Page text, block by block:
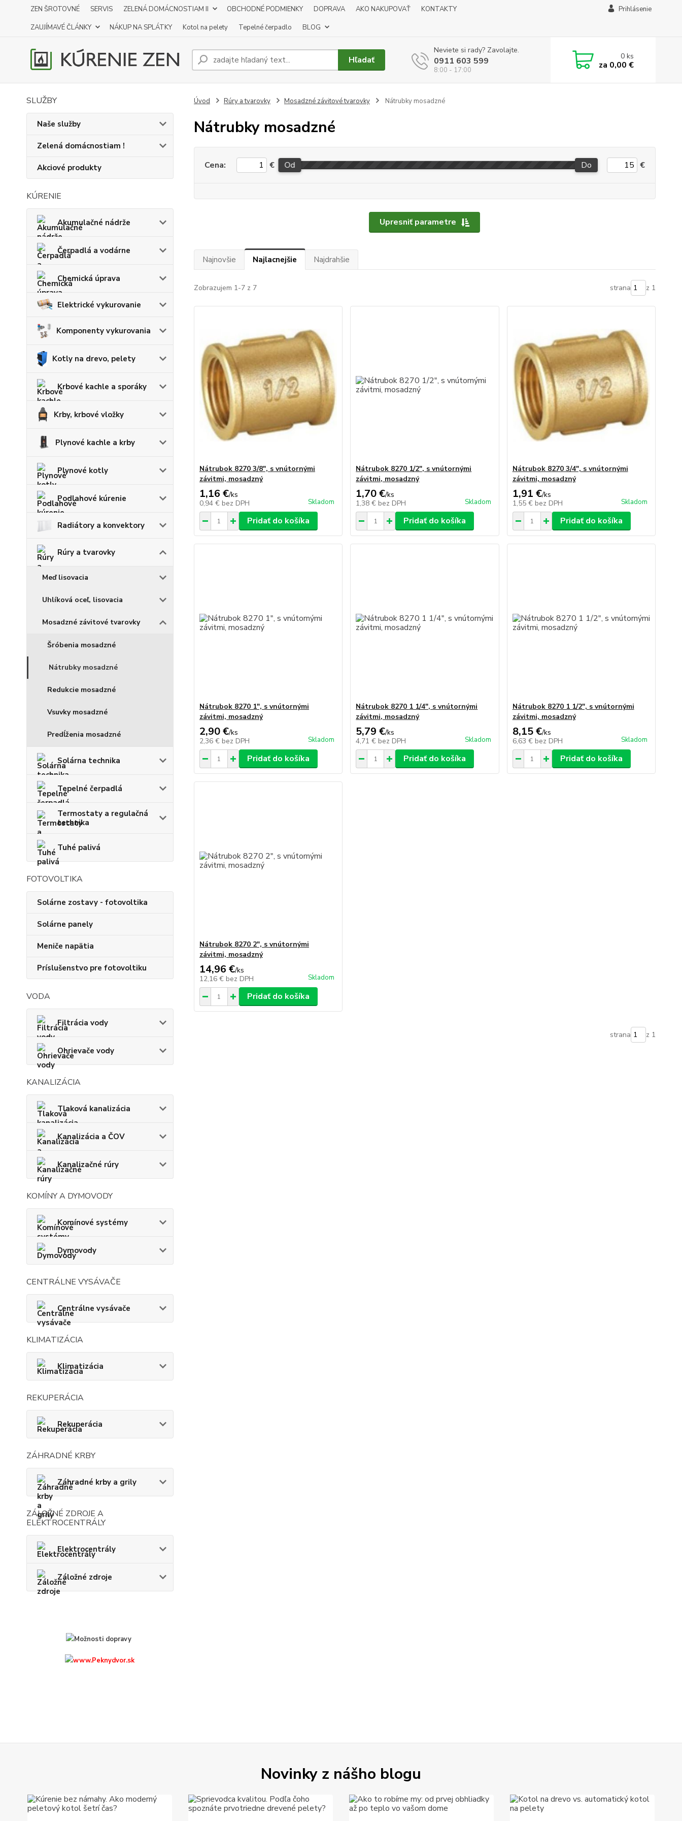
ZEN ŠROTOVNÉ SERVIS ZELENÁ DOMÁCNOSTIAM II OBCHODNÉ PODMIENKY DOPRAVA AKO NAKUPOVAŤ
KONTAKTY
ZAUJÍMAVÉ ČLÁNKY
NÁKUP NA SPLÁTKY Kotol na pelety Tepelné čerpadlo BLOG
Prihlásenie
Hľadať
Neviete si rady? Zavolajte.
0911 603 599
8:00 - 17:00
0ks
za 0,00 €
SLUŽBY
Naše služby
Zelená domácnostiam !
Akciové produkty
KÚRENIE
Akumulačné nádrže
Čerpadlá a vodárne
Chemická úprava
Elektrické vykurovanie
Komponenty vykurovania
Kotly na drevo, pelety
Krbové kachle a sporáky
Krby, krbové vložky
Plynové kachle a krby
Plynové kotly
Podlahové kúrenie
Radiátory a konvektory
Rúry a tvarovky
Meď lisovacia
Uhlíková oceľ, lisovacia
Mosadzné závitové tvarovky
Šróbenia mosadzné
Nátrubky mosadzné
Redukcie mosadzné
Vsuvky mosadzné
Predĺženia mosadzné
Solárna technika
Tepelné čerpadlá
Termostaty a regulačná
technika
Tuhé palivá
FOTOVOLTIKA
Solárne zostavy - fotovoltika
Solárne panely
Meniče napätia
Príslušenstvo pre fotovoltiku
VODA
Filtrácia vody
Ohrievače vody
KANALIZÁCIA
Tlaková kanalizácia
Kanalizácia a ČOV
Kanalizačné rúry
KOMÍNY A DYMOVODY
Komínové systémy
Dymovody
CENTRÁLNE VYSÁVAČE
Centrálne vysávače
KLIMATIZÁCIA
Klimatizácia
REKUPERÁCIA
Rekuperácia
ZÁHRADNÉ KRBY
Záhradné krby a grily
ZÁLOŽNÉ ZDROJE A
ELEKTROCENTRÁLY
Elektrocentrály
Záložné zdroje
Úvod Rúry a tvarovky Mosadzné závitové tvarovky Nátrubky mosadzné
Nátrubky mosadzné
Upresniť parametre
Cena: € Od Do €
Najnovšie Najlacnejšie Najdrahšie
Zobrazujem 1-7 z 7 strana z 1
Nátrubok 8270 3/8", s vnútornými
závitmi, mosadzný
1,16 €/ks
0,94 € bez DPH Skladom
Pridať do košíka
Nátrubok 8270 1/2", s vnútornými
závitmi, mosadzný
1,70 €/ks
1,38 € bez DPH Skladom
Pridať do košíka
Nátrubok 8270 3/4", s vnútornými
závitmi, mosadzný
1,91 €/ks
1,55 € bez DPH Skladom
Pridať do košíka
Nátrubok 8270 1", s vnútornými
závitmi, mosadzný
2,90 €/ks
2,36 € bez DPH Skladom
Pridať do košíka
Nátrubok 8270 1 1/4", s vnútornými
závitmi, mosadzný
5,79 €/ks
4,71 € bez DPH Skladom
Pridať do košíka
Nátrubok 8270 1 1/2", s vnútornými
závitmi, mosadzný
8,15 €/ks
6,63 € bez DPH Skladom
Pridať do košíka
Nátrubok 8270 2", s vnútornými
závitmi, mosadzný
14,96 €/ks
12,16 € bez DPH Skladom
Pridať do košíka
strana z 1
Novinky z nášho blogu